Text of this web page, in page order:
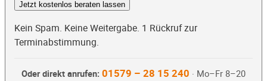
Jetzt kostenlos beraten lassen
Kein Spam. Keine Weitergabe. 1 Rückruf zur
Terminabstimmung.
Oder direkt anrufen: 01579 – 28 15 240 · Mo–Fr 8–20